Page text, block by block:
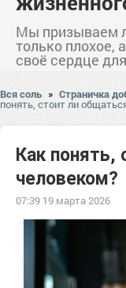
Мы призываем
только плохое,
своё сердце
Вся соль » Страничка
понять, стоит ли
Как понять,
человеком?
07:39 19 марта 2026